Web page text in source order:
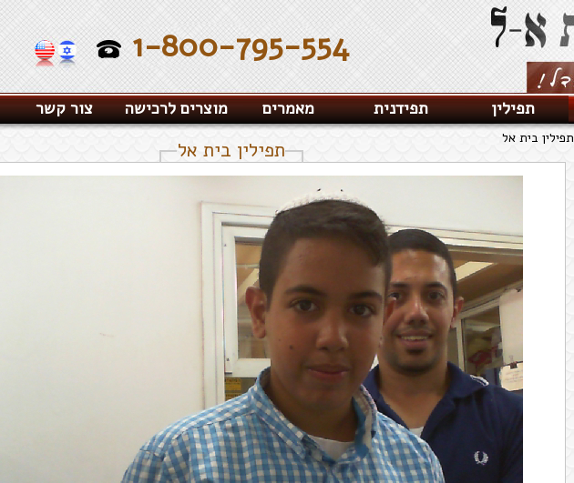
1-800-795-554
תפילין תפידנית מאמרים מוצרים לרכישה צור קשר
תפילין בית אל תפילין בית אל